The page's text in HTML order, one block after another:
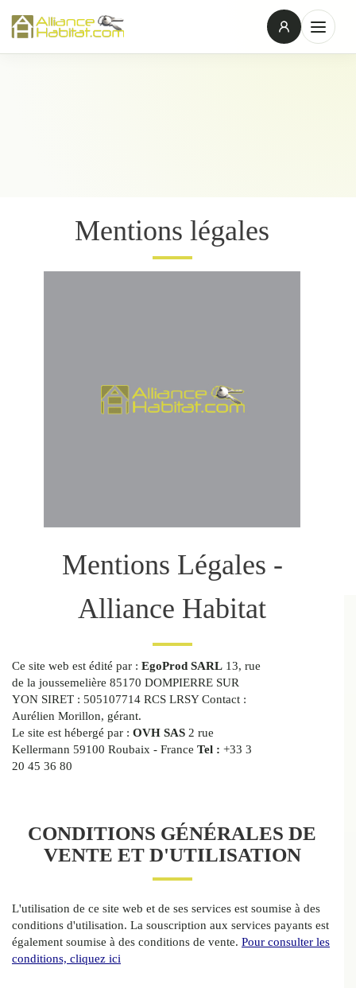
Mentions légales
Mentions Légales -
Alliance Habitat
Ce site web est édité par : EgoProd SARL 13, rue
de la joussemelière 85170 DOMPIERRE SUR
YON SIRET : 505107714 RCS LRSY Contact :
Aurélien Morillon, gérant.
Le site est hébergé par : OVH SAS 2 rue
Kellermann 59100 Roubaix - France Tel : +33 3
20 45 36 80
CONDITIONS GÉNÉRALES DE
VENTE ET D'UTILISATION
L'utilisation de ce site web et de ses services est soumise à des
conditions d'utilisation. La souscription aux services payants est
également soumise à des conditions de vente. Pour consulter les
conditions, cliquez ici